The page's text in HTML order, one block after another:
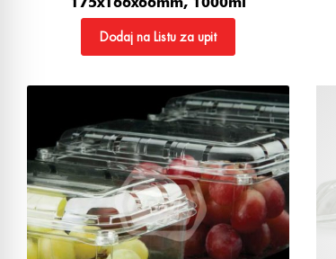
Dodaj na Listu za upit